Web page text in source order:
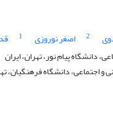
2 اصغر نوروزی 1
دانشگاه پیام نور، تهران، ایران
اجتماعی، دانشگاه فرهنگیان،